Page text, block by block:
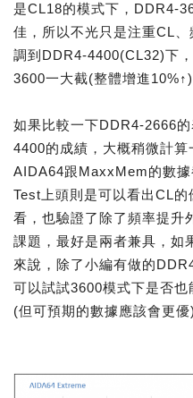
是CL18的模式下，DDR4-
佳，所以不光只是注重CL
調到DDR4-4400(CL32)下
3600一大截(整體增進10%↑)
如果比較一下DDR4-2666
4400的成績，大概稍微計算
AIDA64跟MaxxMem的數
Test上頭則是可以看出CL
看，也驗證了除了頻率提升
課題，最好是兩者兼具，如
來說，除了小編有做的
可以試試3600模式下是否也
(但可預期的數據應該會更優)